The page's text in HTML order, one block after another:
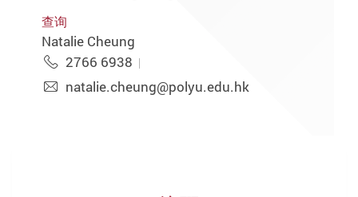
查询
Natalie Cheung
2766 6938
natalie.cheung@polyu.edu.hk